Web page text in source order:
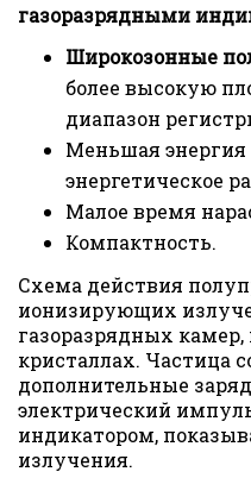
газоразрядными
Широкозонные
более высокую
диапазон
Меньшая
энергетическое
Малое время
Компактность.
Схема действия
ионизирующих
газоразрядных
кристаллах. Частица
дополнительные
электрический
индикатором,
излучения.